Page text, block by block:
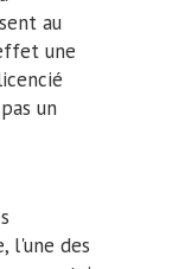
au
une
un
l'une des